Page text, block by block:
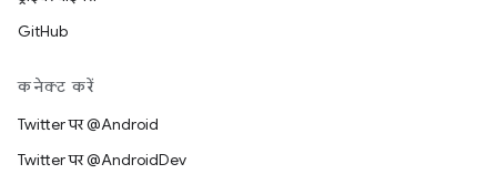
GitHub
कनेक्ट करें
Twitter पर @Android
Twitter पर @AndroidDev